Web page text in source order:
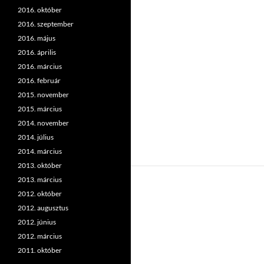
2016. október
2016. szeptember
2016. május
2016. április
2016. március
2016. február
2015. november
2015. március
2014. november
2014. július
2014. március
2013. október
2013. március
2012. október
2012. augusztus
2012. június
2012. március
2011. október